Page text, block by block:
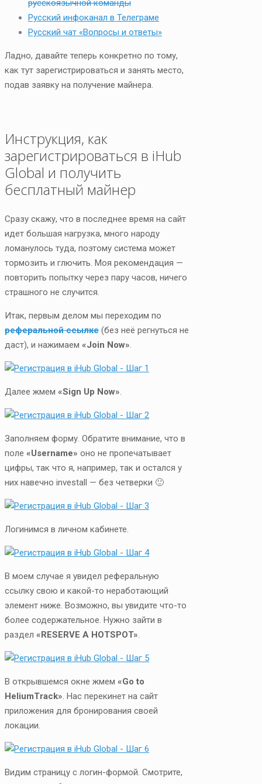
русскоязычной команды
Русский инфоканал в Телеграме
Русский чат «Вопросы и ответы»
Ладно, давайте теперь конкретно по тому,
как тут зарегистрироваться и занять место,
подав заявку на получение майнера.
Инструкция, как
зарегистрироваться в iHub
Global и получить
бесплатный майнер
Сразу скажу, что в последнее время на сайт
идет большая нагрузка, много народу
ломанулось туда, поэтому система может
тормозить и глючить. Моя рекомендация —
повторить попытку через пару часов, ничего
страшного не случится.
Итак, первым делом мы переходим по
реферальной ссылке (без неё регнуться не
даст), и нажимаем «Join Now»
Далее жмем «Sign Up Now»
Заполняем форму. Обратите внимание, что в
поле «Username» оно не пропечатывает
цифры, так что я, например, так и остался у
них навечно investall — без четверки 🙂
Логинимся в личном кабинете.
В моем случае я увидел реферальную
ссылку свою и какой-то неработающий
элемент ниже. Возможно, вы увидите что-то
более содержательное. Нужно зайти в
раздел «RESERVE A HOTSPOT»
В открывшемся окне жмем «Go to
HeliumTrack» . Нас перекинет на сайт
приложения для бронирования своей
локации.
Видим страницу с логин-формой. Смотрите,